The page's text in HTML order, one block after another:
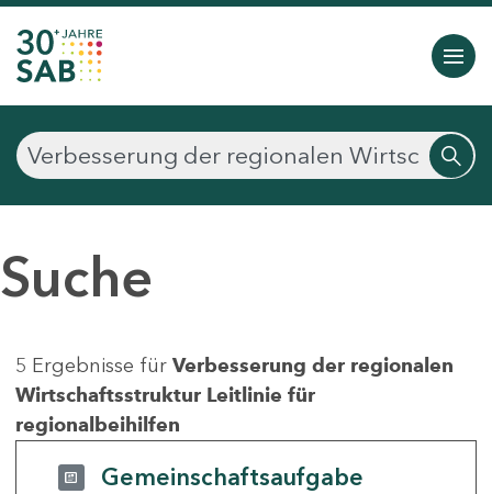
Suche
5 Ergebnisse für Verbesserung der regionalen
Wirtschaftsstruktur Leitlinie für
regionalbeihilfen
Gemeinschaftsaufgabe